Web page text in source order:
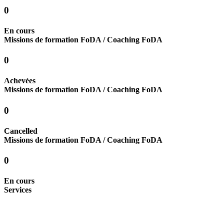
0
En cours
Missions de formation FoDA / Coaching FoDA
0
Achevées
Missions de formation FoDA / Coaching FoDA
0
Cancelled
Missions de formation FoDA / Coaching FoDA
0
En cours
Services